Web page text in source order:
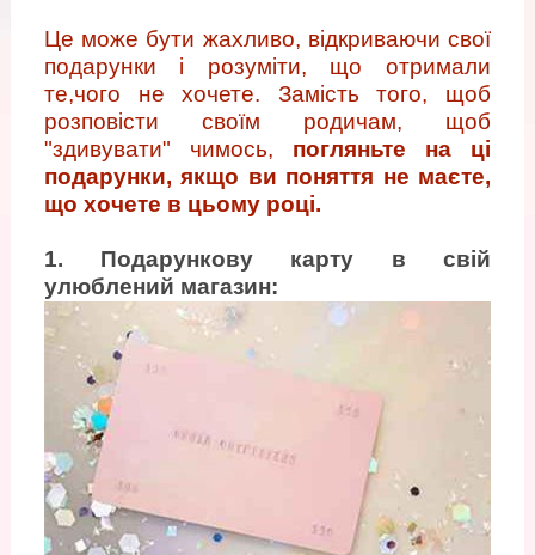
Це може бути жахливо, відкриваючи свої
подарунки і розуміти, що отримали
те,чого не хочете. Замість того, щоб
розповісти своїм родичам, щоб
"здивувати" чимось,
погляньте на ці
подарунки, якщо ви поняття не маєте,
що хочете в цьому році.
1. Подарункову карту в свій
улюблений магазин: